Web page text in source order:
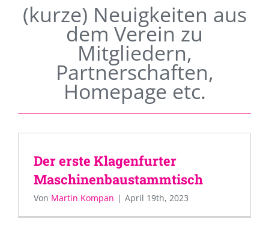
(kurze) Neuigkeiten aus
dem Verein zu
Mitgliedern,
Partnerschaften,
Homepage etc.
Der erste Klagenfurter
Maschinenbaustammtisch
Von Martin Kompan | April 19th, 2023